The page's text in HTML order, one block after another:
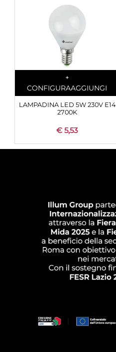
Quantità
+
CONFIGURAAGGIUNGI
LAMPADINA LED 5W 230V E14
2700K
€ 5,53